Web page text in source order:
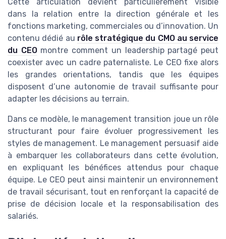
dans la relation entre la direction générale et les
fonctions marketing, commerciales ou d’innovation. Un
contenu dédié au rôle stratégique du CMO au service
du CEOmontre comment un leadership partagé peut
coexister avec un cadre paternaliste. Le CEO fixe alors
les grandes orientations, tandis que les équipes
disposent d’une autonomie de travail suffisante pour
adapter les décisions au terrain.
Dans ce modèle, le management transition joue un rôle
structurant pour faire évoluer progressivement les
styles de management. Le management persuasif aide
à embarquer les collaborateurs dans cette évolution,
en expliquant les bénéfices attendus pour chaque
équipe. Le CEO peut ainsi maintenir un environnement
de travail sécurisant, tout en renforçant la capacité de
prise de décision locale et la responsabilisation des
salariés.